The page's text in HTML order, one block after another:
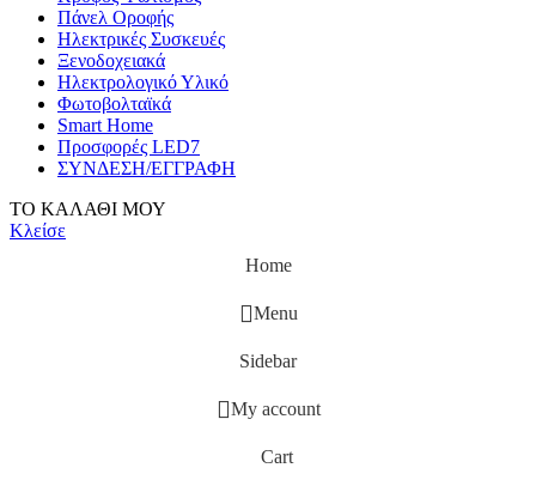
Πάνελ Οροφής
Ηλεκτρικές Συσκευές
Ξενοδοχειακά
Ηλεκτρολογικό Υλικό
Φωτοβολταϊκά
Smart Home
Προσφορές LED7
ΣΥΝΔΕΣΗ/ΕΓΓΡΑΦΗ
ΤΟ ΚΑΛΑΘΙ ΜΟΥ
Κλείσε
Home
Menu
Sidebar
My account
Cart